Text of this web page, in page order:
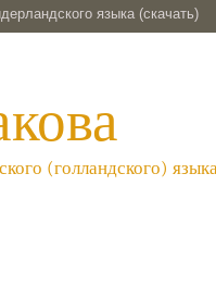
языка (скачать)
(голландского)